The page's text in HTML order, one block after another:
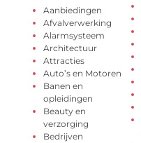
Aanbiedingen
Afvalverwerking
Alarmsysteem
Architectuur
Attracties
Auto’s en Motoren
Banen en
opleidingen
Beauty en
verzorging
Bedrijven